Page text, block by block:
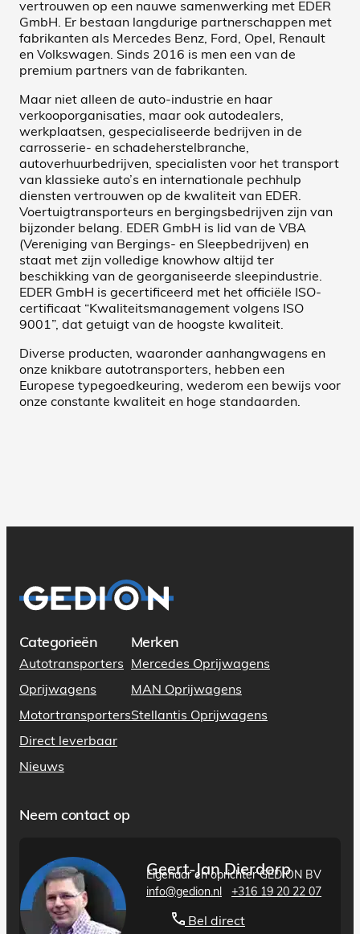
vertrouwen op een nauwe samenwerking met EDER
GmbH. Er bestaan langdurige partnerschappen met
fabrikanten als Mercedes Benz, Ford, Opel, Renault
en Volkswagen. Sinds 2016 is men een van de
premium partners van de fabrikanten.
Maar niet alleen de auto-industrie en haar
verkooporganisaties, maar ook autodealers,
werkplaatsen, gespecialiseerde bedrijven in de
carrosserie- en schadeherstelbranche,
autoverhuurbedrijven, specialisten voor het transport
van klassieke auto’s en internationale pechhulp
diensten vertrouwen op de kwaliteit van EDER.
Voertuigtransporteurs en bergingsbedrijven zijn van
bijzonder belang. EDER GmbH is lid van de VBA
(Vereniging van Bergings- en Sleepbedrijven) en
staat met zijn volledige knowhow altijd ter
beschikking van de georganiseerde sleepindustrie.
EDER GmbH is gecertificeerd met het officiële ISO-
certificaat “Kwaliteitsmanagement volgens ISO
9001”, dat getuigt van de hoogste kwaliteit.
Diverse producten, waaronder aanhangwagens en
onze knikbare autotransporters, hebben een
Europese typegoedkeuring, wederom een bewijs voor
onze constante kwaliteit en hoge standaarden.
Categorieën
Autotransporters
Oprijwagens
Motortransporters
Direct leverbaar
Nieuws
Merken
Mercedes Oprijwagens
MAN Oprijwagens
Stellantis Oprijwagens
Neem contact op
Geert-Jan Dierdorp
Eigenaar en oprichter GEDION BV
info@gedion.nl
+316 19 20 22 07
Bel direct